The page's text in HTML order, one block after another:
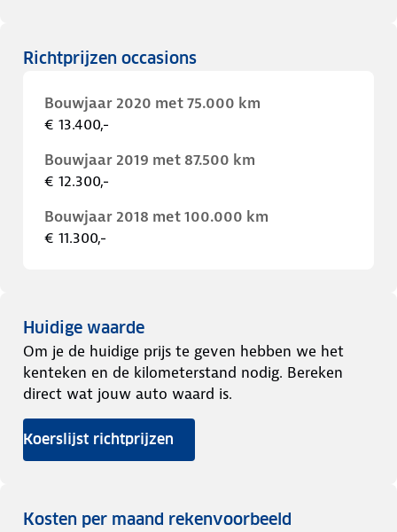
Richtprijzen occasions
Bouwjaar 2020 met 75.000 km
€ 13.400,-
Bouwjaar 2019 met 87.500 km
€ 12.300,-
Bouwjaar 2018 met 100.000 km
€ 11.300,-
Huidige waarde
Om je de huidige prijs te geven hebben we het
kenteken en de kilometerstand nodig. Bereken
direct wat jouw auto waard is.
Koerslijst richtprijzen
Kosten per maand rekenvoorbeeld